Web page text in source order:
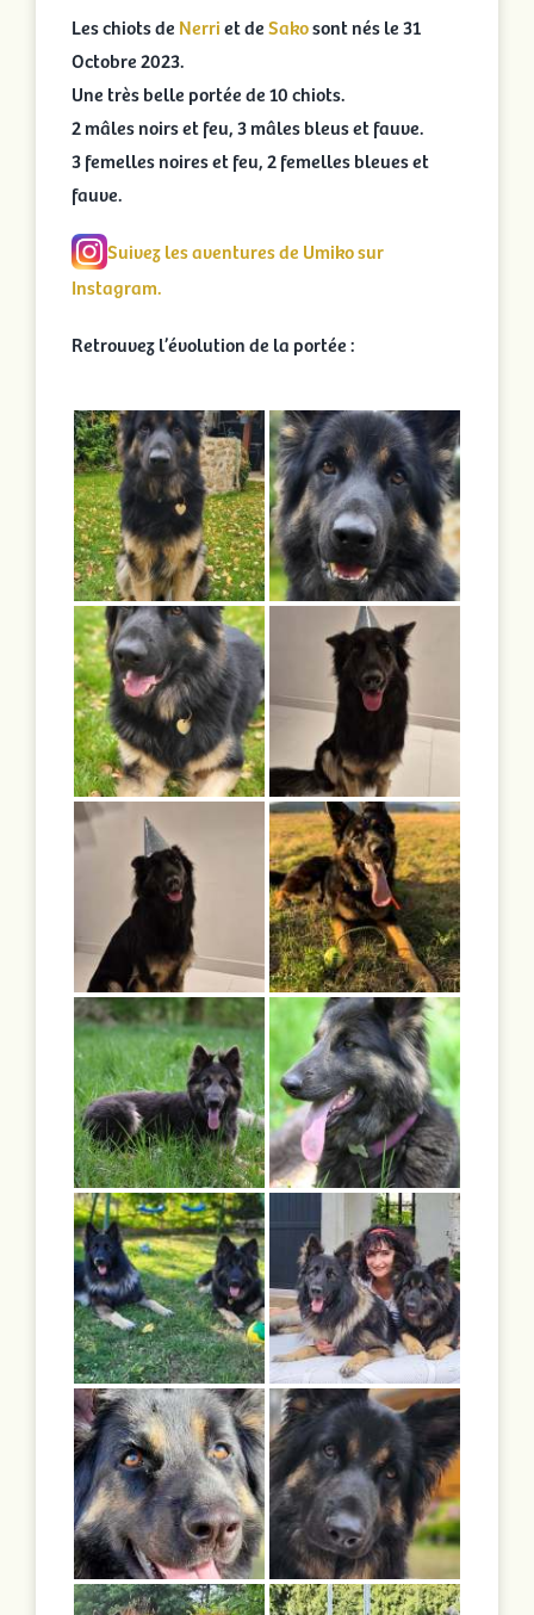
Les chiots de Nerriet deSakosont nés le 31
Octobre 2023.
Une très belle portée de 10 chiots.
2 mâles noirs et feu, 3 mâles bleus et fauve.
3 femelles noires et feu, 2 femelles bleues et
fauve.
Suivez les aventures de Umiko sur
Instagram.
Retrouvez l’évolution de la portée :